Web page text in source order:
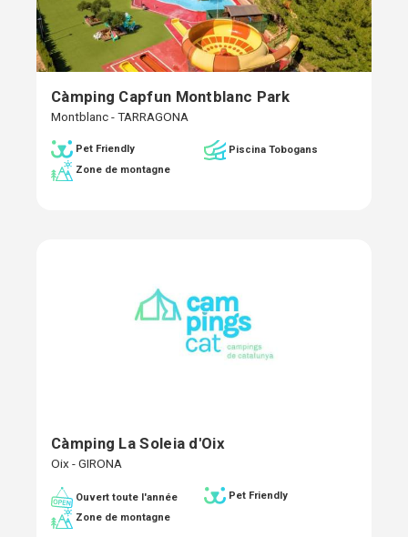
Càmping Capfun Montblanc Park
Montblanc - TARRAGONA
Pet Friendly
Piscina Tobogans
Zone de montagne
Càmping La Soleia d'Oix
Oix - GIRONA
Ouvert toute l'année
Pet Friendly
Zone de montagne